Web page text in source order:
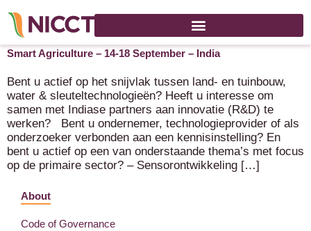
Kennis & Technologie Innovatiemissie India – Climate &
Smart Agriculture – 14-18 September – India
Bent u actief op het snijvlak tussen land- en tuinbouw,
water & sleuteltechnologieën? Heeft u interesse om
samen met Indiase partners aan innovatie (R&D) te
werken? Bent u ondernemer, technologieprovider of als
onderzoeker verbonden aan een kennisinstelling? En
bent u actief op een van onderstaande thema’s met focus
op de primaire sector? – Sensorontwikkeling […]
About
Code of Governance